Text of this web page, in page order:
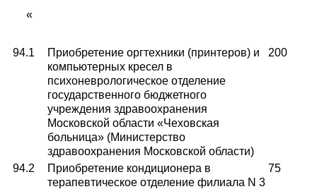
«
94.1
Приобретение оргтехники (принтеров) и
компьютерных кресел в
психоневрологическое отделение
государственного бюджетного
учреждения здравоохранения
Московской области «Чеховская
больница» (Министерство
здравоохранения Московской области)
200
94.2
Приобретение кондиционера в
терапевтическое отделение филиала N 3
75